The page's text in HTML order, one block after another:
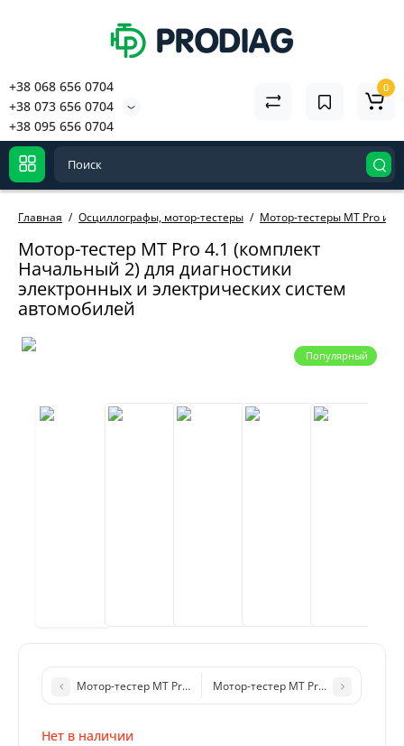
+38 068 656 0704
+38 073 656 0704
+38 095 656 0704
0
Главная Осциллографы, мотор-тестеры Мотор-тестеры MT Pro и
Мотор-тестер MT Pro 4.1 (комплект
Начальный 2) для диагностики
электронных и электрических систем
автомобилей
Популярный
Мотор-тестер MT Pro 4.1 (комплект Начальный 1) для
Мотор-тестер MT Pro 4.1
Нет в наличии